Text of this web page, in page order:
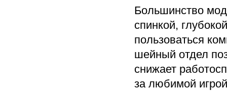
Большинство
спинкой,
пользоваться
шейный отдел
снижает
за любимой